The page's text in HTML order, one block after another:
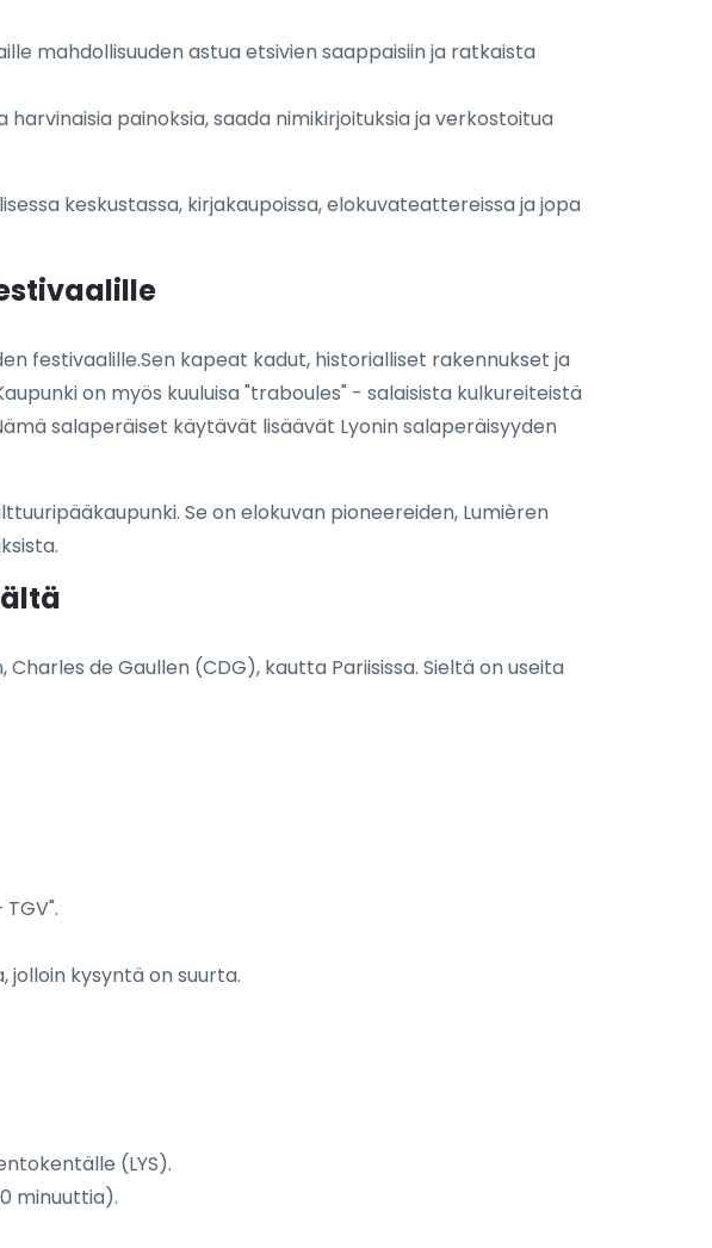
mahdollisuuden astua etsivien saappaisiin ja ratkaista
painoksia, saada nimikirjoituksia ja verkostoitua
keskustassa, kirjakaupoissa, elokuvateattereissa ja jopa
festivaalille.Sen kapeat kadut, historialliset rakennukset ja
on myös kuuluisa "traboules" - salaisista kulkureiteistä
salaperäiset käytävät lisäävät Lyonin salaperäisyyden
Se on elokuvan pioneereiden, Lumièren
de Gaullen (CDG), kautta Pariisissa. Sieltä on useita
jolloin kysyntä on suurta.
(LYS).
minuuttia).